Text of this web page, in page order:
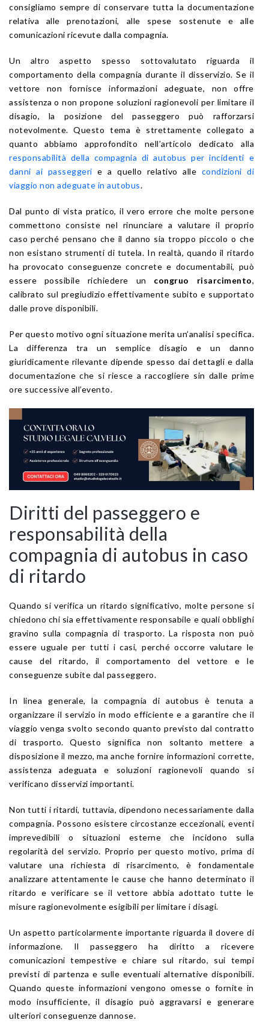
consigliamo sempre di conservare tutta la documentazione
relativa alle prenotazioni, alle spese sostenute e alle
comunicazioni ricevute dalla compagnia.
Un altro aspetto spesso sottovalutato riguarda il
comportamento della compagnia durante il disservizio. Se il
vettore non fornisce informazioni adeguate, non offre
assistenza o non propone soluzioni ragionevoli per limitare il
disagio, la posizione del passeggero può rafforzarsi
notevolmente. Questo tema è strettamente collegato a
quanto abbiamo approfondito nell’articolo dedicato alla
responsabilità della compagnia di autobus per incidenti e
danni ai passeggeri e a quello relativo alle condizioni di
viaggio non adeguate in autobus.
Dal punto di vista pratico, il vero errore che molte persone
commettono consiste nel rinunciare a valutare il proprio
caso perché pensano che il danno sia troppo piccolo o che
non esistano strumenti di tutela. In realtà, quando il ritardo
ha provocato conseguenze concrete e documentabili, può
essere possibile richiedere un congruo risarcimento,
calibrato sul pregiudizio effettivamente subito e supportato
dalle prove disponibili.
Per questo motivo ogni situazione merita un’analisi specifica.
La differenza tra un semplice disagio e un danno
giuridicamente rilevante dipende spesso dai dettagli e dalla
documentazione che si riesce a raccogliere sin dalle prime
ore successive all’evento.
Diritti del passeggero e
responsabilità della
compagnia di autobus in caso
di ritardo
Quando si verifica un ritardo significativo, molte persone si
chiedono chi sia effettivamente responsabile e quali obblighi
gravino sulla compagnia di trasporto. La risposta non può
essere uguale per tutti i casi, perché occorre valutare le
cause del ritardo, il comportamento del vettore e le
conseguenze subite dal passeggero.
In linea generale, la compagnia di autobus è tenuta a
organizzare il servizio in modo efficiente e a garantire che il
viaggio venga svolto secondo quanto previsto dal contratto
di trasporto. Questo significa non soltanto mettere a
disposizione il mezzo, ma anche fornire informazioni corrette,
assistenza adeguata e soluzioni ragionevoli quando si
verificano disservizi importanti.
Non tutti i ritardi, tuttavia, dipendono necessariamente dalla
compagnia. Possono esistere circostanze eccezionali, eventi
imprevedibili o situazioni esterne che incidono sulla
regolarità del servizio. Proprio per questo motivo, prima di
valutare una richiesta di risarcimento, è fondamentale
analizzare attentamente le cause che hanno determinato il
ritardo e verificare se il vettore abbia adottato tutte le
misure ragionevolmente esigibili per limitare i disagi.
Un aspetto particolarmente importante riguarda il dovere di
informazione. Il passeggero ha diritto a ricevere
comunicazioni tempestive e chiare sul ritardo, sui tempi
previsti di partenza e sulle eventuali alternative disponibili.
Quando queste informazioni vengono omesse o fornite in
modo insufficiente, il disagio può aggravarsi e generare
ulteriori conseguenze dannose.